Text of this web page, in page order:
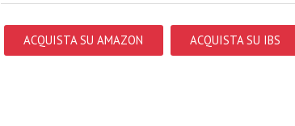
ACQUISTA SU AMAZON ACQUISTA SU IBS